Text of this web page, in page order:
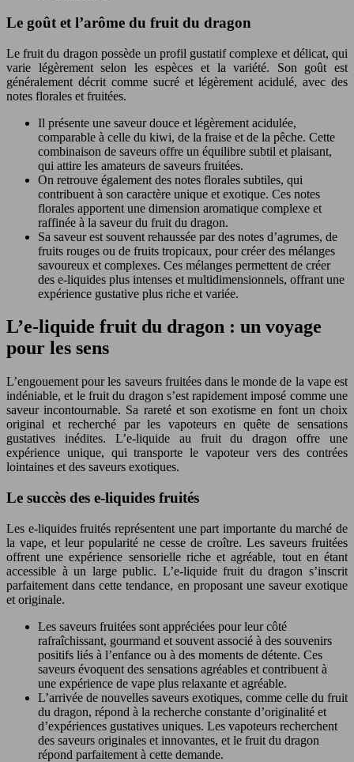
Le goût et l’arôme du fruit du dragon
Le fruit du dragon possède un profil gustatif complexe et délicat, qui
varie légèrement selon les espèces et la variété. Son goût est
généralement décrit comme sucré et légèrement acidulé, avec des
notes florales et fruitées.
Il présente une saveur douce et légèrement acidulée,
comparable à celle du kiwi, de la fraise et de la pêche. Cette
combinaison de saveurs offre un équilibre subtil et plaisant,
qui attire les amateurs de saveurs fruitées.
On retrouve également des notes florales subtiles, qui
contribuent à son caractère unique et exotique. Ces notes
florales apportent une dimension aromatique complexe et
raffinée à la saveur du fruit du dragon.
Sa saveur est souvent rehaussée par des notes d’agrumes, de
fruits rouges ou de fruits tropicaux, pour créer des mélanges
savoureux et complexes. Ces mélanges permettent de créer
des e-liquides plus intenses et multidimensionnels, offrant une
expérience gustative plus riche et variée.
L’e-liquide fruit du dragon : un voyage
pour les sens
L’engouement pour les saveurs fruitées dans le monde de la vape est
indéniable, et le fruit du dragon s’est rapidement imposé comme une
saveur incontournable. Sa rareté et son exotisme en font un choix
original et recherché par les vapoteurs en quête de sensations
gustatives inédites. L’e-liquide au fruit du dragon offre une
expérience unique, qui transporte le vapoteur vers des contrées
lointaines et des saveurs exotiques.
Le succès des e-liquides fruités
Les e-liquides fruités représentent une part importante du marché de
la vape, et leur popularité ne cesse de croître. Les saveurs fruitées
offrent une expérience sensorielle riche et agréable, tout en étant
accessible à un large public. L’e-liquide fruit du dragon s’inscrit
parfaitement dans cette tendance, en proposant une saveur exotique
et originale.
Les saveurs fruitées sont appréciées pour leur côté
rafraîchissant, gourmand et souvent associé à des souvenirs
positifs liés à l’enfance ou à des moments de détente. Ces
saveurs évoquent des sensations agréables et contribuent à
une expérience de vape plus relaxante et agréable.
L’arrivée de nouvelles saveurs exotiques, comme celle du fruit
du dragon, répond à la recherche constante d’originalité et
d’expériences gustatives uniques. Les vapoteurs recherchent
des saveurs originales et innovantes, et le fruit du dragon
répond parfaitement à cette demande.